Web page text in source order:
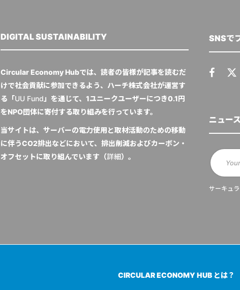
DIGITAL SUSTAINABILITY
Circular Economy Hubでは、読者の皆様が記事を読むだ
けで社会貢献に参加できるよう、ハーチ株式会社が運営す
る「UU Fund」を通じて、1ユニークユーザーにつき0.1円
をNPO団体に寄付する取り組みを行っています。
当サイトは、サーバーの電力使用と取材活動のための移動
に伴うCO2排出などにおいて、排出削減およびカーボン・
オフセットに取り組んでいます（詳細）。
SNSで
ニュー
サーキュ
CIRCULAR ECONOMY HUB とは？